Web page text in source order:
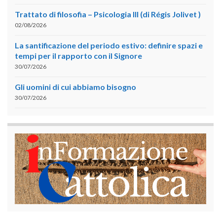
Trattato di filosofia – Psicologia III (di Régis Jolivet )
02/08/2026
La santificazione del periodo estivo: definire spazi e
tempi per il rapporto con il Signore
30/07/2026
Gli uomini di cui abbiamo bisogno
30/07/2026